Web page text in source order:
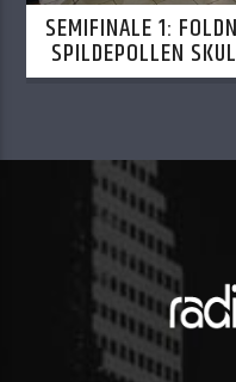
SEMIFINALE 1:
SPILDEPOLLEN